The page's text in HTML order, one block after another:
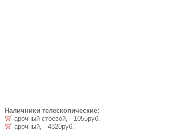
Наличники телескопические:
арочный стоевой, - 1055руб.
арочный, - 4320руб.